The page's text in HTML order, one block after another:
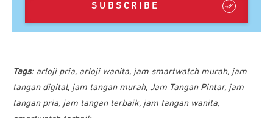
SUBSCRIBE
Tags: arloji pria, arloji wanita, jam smartwatch murah, jam
tangan digital, jam tangan murah, Jam Tangan Pintar, jam
tangan pria, jam tangan terbaik, jam tangan wanita,